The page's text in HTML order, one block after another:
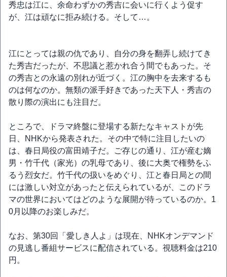
秀忠は江に、余命わずかの秀吉に会いに行くよう促す
が、江は頑なに拒み続ける。そして…。
江にとっては親の仇であり、自分の身を翻弄し続けてき
た秀吉だったが、不思議と惹かれ合う間でもあった。そ
の秀吉との永遠の別れが近づく。江の胸中を去来するも
のは何なのか。無類の派手好きであった天下人・秀吉の
散り際の演出にも注目だ。
ところで、ドラマ終盤に登場する新たなキャストが先
日、NHKから発表された。その中で特に注目したいの
は、春日局役の富田靖子だ。ご存じの通り、江が産む嫡
男・竹千代（家光）の乳母であり、後に大奥で権勢をふ
るう烈女だ。竹千代の扱いをめぐり、江と春日局との間
には激しい対立があったと伝えられているが、このドラ
マの世界においてはどのような展開が待っているのか。1
0月以降のお楽しみだ。
なお、第30回「愛しき人よ」は現在、NHKオンデマンド
の見逃し番組サービスに配信されている。視聴料金は210
円。